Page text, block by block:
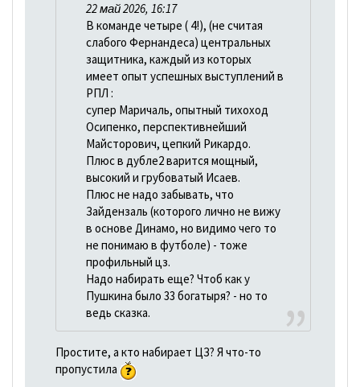
22 май 2026, 16:17
В команде четыре ( 4!), (не считая
слабого Фернандеса) центральных
защитника, каждый из которых
имеет опыт успешных выступлений в
РПЛ :
супер Маричаль, опытный тихоход
Осипенко, перспективнейший
Майсторович, цепкий Рикардо.
Плюс в дубле2 варится мощный,
высокий и грубоватый Исаев.
Плюс не надо забывать, что
Зайдензаль (которого лично не вижу
в основе Динамо, но видимо чего то
не понимаю в футболе) - тоже
профильный цз.
Надо набирать еще? Чтоб как у
Пушкина было 33 богатыря? - но то
ведь сказка.
Простите, а кто набирает ЦЗ? Я что-то
пропустила